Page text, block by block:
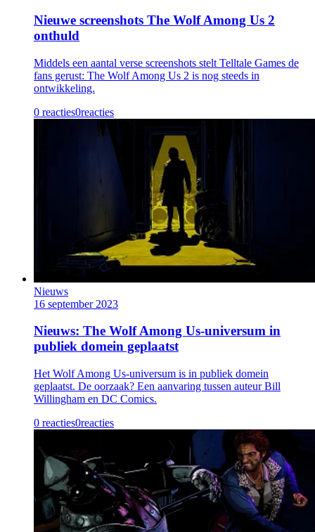
Nieuwe screenshots The Wolf Among Us 2
onthuld
Middels een aantal verse screenshots stelt Telltale Games de
fans gerust: The Wolf Among Us 2 is nog steeds in
ontwikkeling.
0 reacties0reacties
Nieuws
16 september 2023
Nieuws: The Wolf Among Us-universum in
publiek domein geplaatst
Het Wolf Among Us-universum is in publiek domein
geplaatst. De oorzaak? Een aanvaring tussen auteur Bill
Willingham en DC Comics.
0 reacties0reacties